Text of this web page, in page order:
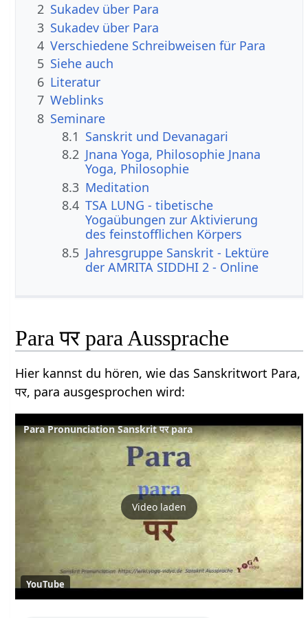
2 Sukadev über Para
3 Sukadev über Para
4 Verschiedene Schreibweisen für Para
5 Siehe auch
6 Literatur
7 Weblinks
8 Seminare
8.1 Sanskrit und Devanagari
8.2 Jnana Yoga, Philosophie Jnana
Yoga, Philosophie
8.3 Meditation
8.4 TSA LUNG - tibetische
Yogaübungen zur Aktivierung
des feinstofflichen Körpers
8.5 Jahresgruppe Sanskrit - Lektüre
der AMRITA SIDDHI 2 - Online
Para पर para Aussprache
Hier kannst du hören, wie das Sanskritwort Para,
पर, para ausgesprochen wird:
Para Pronunciation Sanskrit पर para
Video laden
YouTube